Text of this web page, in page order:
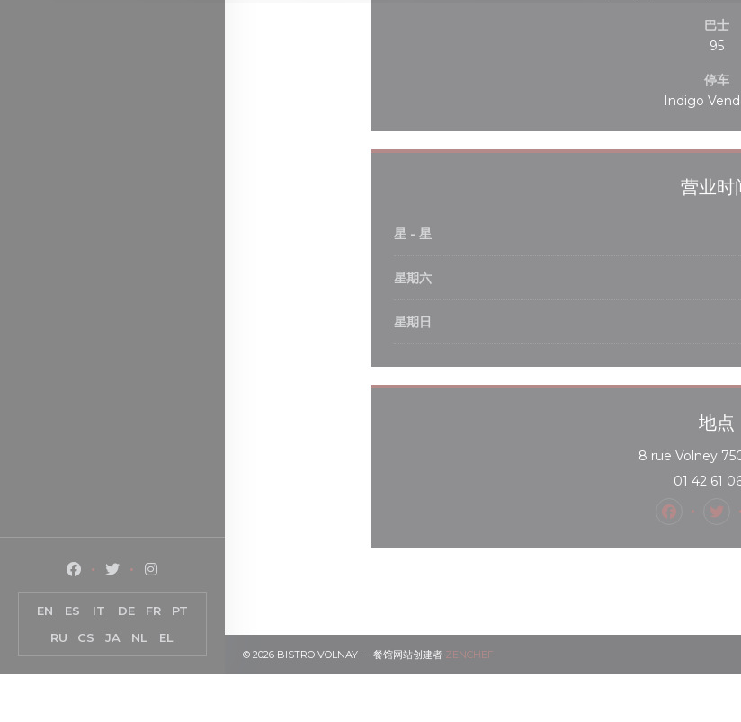
Facebook ((在新窗口中打开))
Twitter ((在新窗口中打开))
Instagram ((在新窗口中打开))
EN ES IT DE FR
PT
RU
CS JA NL EL
巴士
95
停车
Indigo
营业时
星 - 星
星期六
星期日
地点
8 rue Volney
01 42 61
Facebook
© 2026 BISTRO VOLNAY — 餐馆网站创建者 ZENCHEF